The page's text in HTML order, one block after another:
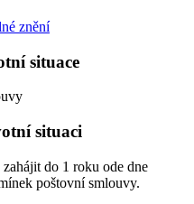
znění
situace
situaci
do 1 roku ode dne
poštovní smlouvy.